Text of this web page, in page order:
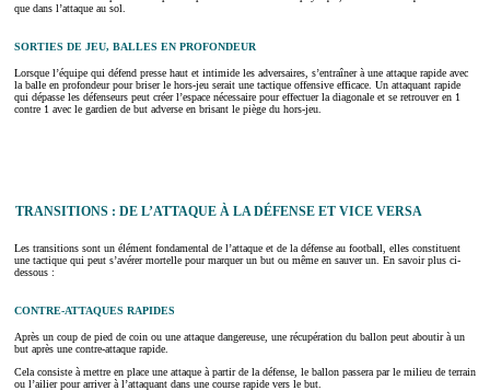
que dans l’attaque au sol.
SORTIES DE JEU, BALLES EN PROFONDEUR
Lorsque l’équipe qui défend presse haut et intimide les adversaires, s’entraîner à une attaque rapide avec
la balle en profondeur pour briser le hors-jeu serait une tactique offensive efficace. Un attaquant rapide
qui dépasse les défenseurs peut créer l’espace nécessaire pour effectuer la diagonale et se retrouver en 1
contre 1 avec le gardien de but adverse en brisant le piège du hors-jeu.
TRANSITIONS : DE L’ATTAQUE À LA DÉFENSE ET VICE VERSA
Les transitions sont un élément fondamental de l’attaque et de la défense au football, elles constituent
une tactique qui peut s’avérer mortelle pour marquer un but ou même en sauver un. En savoir plus ci-
dessous :
CONTRE-ATTAQUES RAPIDES
Après un coup de pied de coin ou une attaque dangereuse, une récupération du ballon peut aboutir à un
but après une contre-attaque rapide.
Cela consiste à mettre en place une attaque à partir de la défense, le ballon passera par le milieu de terrain
ou l’ailier pour arriver à l’attaquant dans une course rapide vers le but.